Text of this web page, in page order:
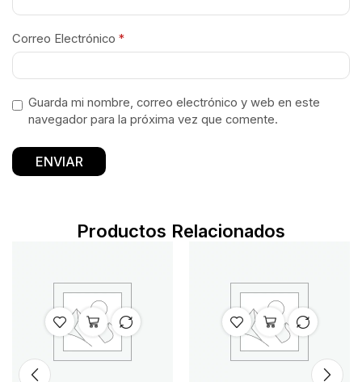
Correo Electrónico *
Guarda mi nombre, correo electrónico y web en este
navegador para la próxima vez que comente.
Productos Relacionados